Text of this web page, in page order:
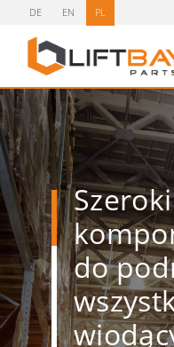
DE EN PL
do